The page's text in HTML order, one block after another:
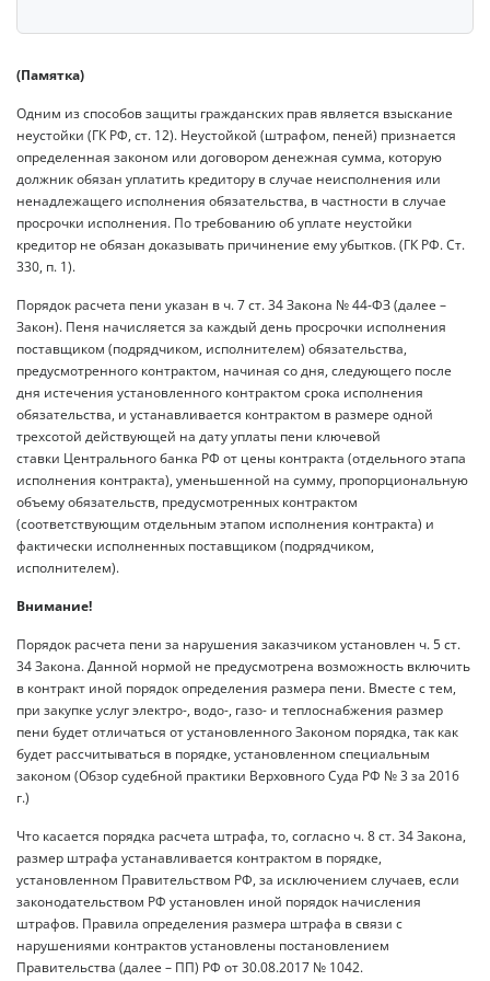
(Памятка)
Одним из способов защиты гражданских прав является взыскание
неустойки (ГК РФ, ст. 12). Неустойкой (штрафом, пеней) признается
определенная законом или договором денежная сумма, которую
должник обязан уплатить кредитору в случае неисполнения или
ненадлежащего исполнения обязательства, в частности в случае
просрочки исполнения. По требованию об уплате неустойки
кредитор не обязан доказывать причинение ему убытков. (ГК РФ. Ст.
330, п. 1).
Порядок расчета пени указан в ч. 7 ст. 34 Закона № 44-ФЗ (далее –
Закон). Пеня начисляется за каждый день просрочки исполнения
поставщиком (подрядчиком, исполнителем) обязательства,
предусмотренного контрактом, начиная со дня, следующего после
дня истечения установленного контрактом срока исполнения
обязательства, и устанавливается контрактом в размере одной
трехсотой действующей на дату уплаты пени ключевой
ставки Центрального банка РФ от цены контракта (отдельного этапа
исполнения контракта), уменьшенной на сумму, пропорциональную
объему обязательств, предусмотренных контрактом
(соответствующим отдельным этапом исполнения контракта) и
фактически исполненных поставщиком (подрядчиком,
исполнителем).
Внимание!
Порядок расчета пени за нарушения заказчиком установлен ч. 5 ст.
34 Закона. Данной нормой не предусмотрена возможность включить
в контракт иной порядок определения размера пени. Вместе с тем,
при закупке услуг электро-, водо-, газо- и теплоснабжения размер
пени будет отличаться от установленного Законом порядка, так как
будет рассчитываться в порядке, установленном специальным
законом (Обзор судебной практики Верховного Суда РФ № 3 за 2016
г.)
Что касается порядка расчета штрафа, то, согласно ч. 8 ст. 34 Закона,
размер штрафа устанавливается контрактом в порядке,
установленном Правительством РФ, за исключением случаев, если
законодательством РФ установлен иной порядок начисления
штрафов. Правила определения размера штрафа в связи с
нарушениями контрактов установлены постановлением
Правительства (далее – ПП) РФ от 30.08.2017 № 1042.